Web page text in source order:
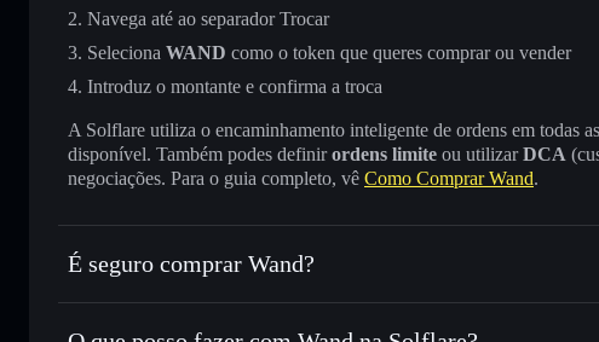
Navega até ao separador Trocar
Seleciona WAND como o token que queres comprar ou vender
Introduz o montante e confirma a troca
A Solflare utiliza o encaminhamento inteligente de ordens em todas
disponível. Também podes definirordens limite ou utilizarDCA
negociações. Para o guia completo, vê Como Comprar Wand.
É seguro comprar Wand?
Wand não está verificado